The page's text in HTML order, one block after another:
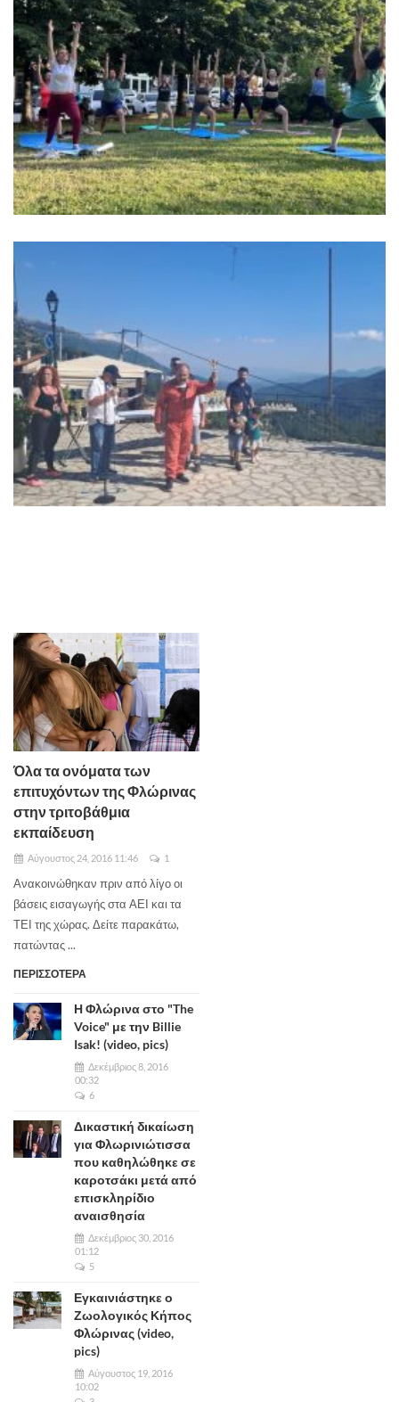
Όλα τα ονόματα των
επιτυχόντων της Φλώρινας
στην τριτοβάθμια
εκπαίδευση
Αύγουστος 24, 2016 11:46 1
Ανακοινώθηκαν πριν από λίγο οι
βάσεις εισαγωγής στα ΑΕΙ και τα
ΤΕΙ της χώρας. Δείτε παρακάτω,
πατώντας ...
ΠΕΡΙΣΣΟΤΕΡΑ
Η Φλώρινα στο "The
Voice" με την Billie
Isak! (video, pics)
Δεκέμβριος 8, 2016
00:32
6
Δικαστική δικαίωση
για Φλωρινιώτισσα
που καθηλώθηκε σε
καροτσάκι μετά από
επισκληρίδιο
αναισθησία
Δεκέμβριος 30, 2016
01:12
5
Εγκαινιάστηκε ο
Ζωολογικός Κήπος
Φλώρινας (video,
pics)
Αύγουστος 19, 2016
10:02